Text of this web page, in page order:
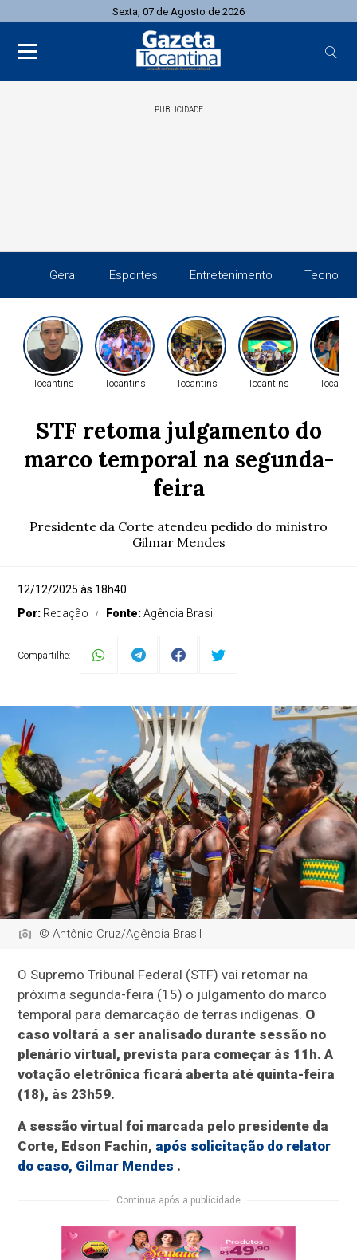
Sexta, 07 de Agosto de 2026
PUBLICIDADE
Geral Esportes Entretenimento
Tocantins Tocantins Tocantins Tocantins
STF retoma julgamento do
marco temporal na segunda-
feira
Presidente da Corte atendeu pedido do ministro
Gilmar Mendes
12/12/2025 às 18h40
Por: Redação Fonte:Agência Brasil
Compartilhe:
© Antônio Cruz/Agência Brasil
O Supremo Tribunal Federal (STF) vai retomar na
próxima segunda-feira (15) o julgamento do marco
temporal para demarcação de terras indígenas. O
caso voltará a ser analisado durante sessão no
plenário virtual, prevista para começar às 11h. A
votação eletrônica ficará aberta até quinta-feira
(18), às 23h59.
A sessão virtual foi marcada pelo presidente da
Corte, Edson Fachin, após solicitação do relator
do caso, Gilmar Mendes .
Continua após a publicidade